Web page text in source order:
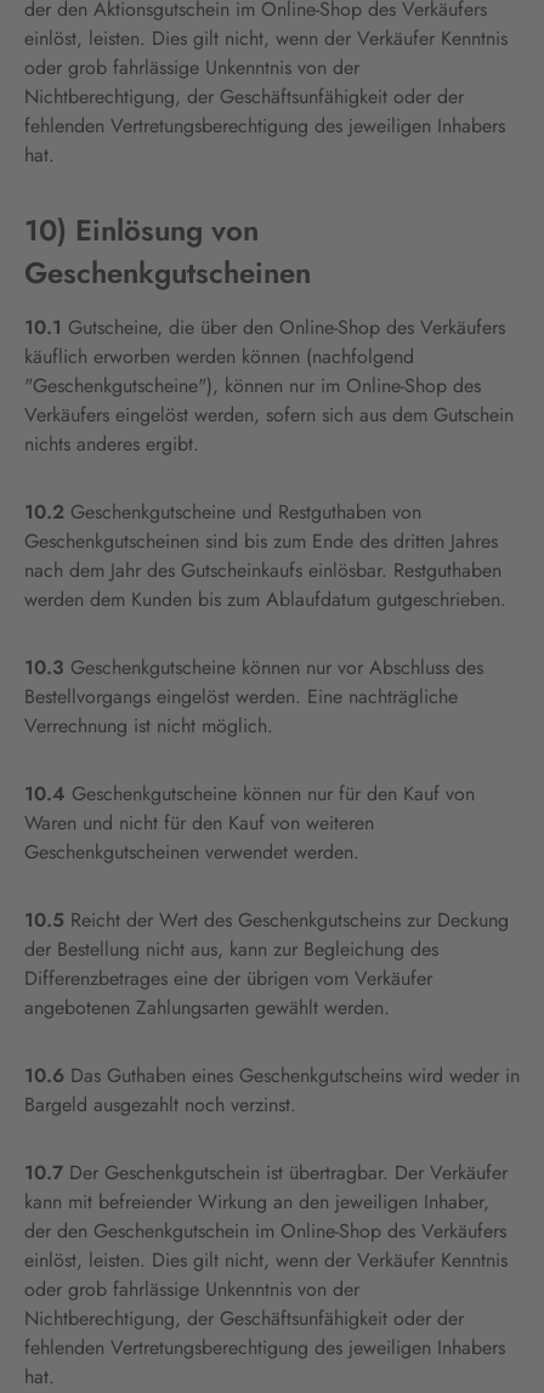
der den Aktionsgutschein im Online-Shop des Verkäufers
einlöst, leisten. Dies gilt nicht, wenn der Verkäufer Kenntnis
oder grob fahrlässige Unkenntnis von der
Nichtberechtigung, der Geschäftsunfähigkeit oder der
fehlenden Vertretungsberechtigung des jeweiligen Inhabers
hat.
10) Einlösung von
Geschenkgutscheinen
10.1 Gutscheine, die über den Online-Shop des Verkäufers
käuflich erworben werden können (nachfolgend
"Geschenkgutscheine"), können nur im Online-Shop des
Verkäufers eingelöst werden, sofern sich aus dem Gutschein
nichts anderes ergibt.
10.2 Geschenkgutscheine und Restguthaben von
Geschenkgutscheinen sind bis zum Ende des dritten Jahres
nach dem Jahr des Gutscheinkaufs einlösbar. Restguthaben
werden dem Kunden bis zum Ablaufdatum gutgeschrieben.
10.3 Geschenkgutscheine können nur vor Abschluss des
Bestellvorgangs eingelöst werden. Eine nachträgliche
Verrechnung ist nicht möglich.
10.4 Geschenkgutscheine können nur für den Kauf von
Waren und nicht für den Kauf von weiteren
Geschenkgutscheinen verwendet werden.
10.5 Reicht der Wert des Geschenkgutscheins zur Deckung
der Bestellung nicht aus, kann zur Begleichung des
Differenzbetrages eine der übrigen vom Verkäufer
angebotenen Zahlungsarten gewählt werden.
10.6 Das Guthaben eines Geschenkgutscheins wird weder in
Bargeld ausgezahlt noch verzinst.
10.7 Der Geschenkgutschein ist übertragbar. Der Verkäufer
kann mit befreiender Wirkung an den jeweiligen Inhaber,
der den Geschenkgutschein im Online-Shop des Verkäufers
einlöst, leisten. Dies gilt nicht, wenn der Verkäufer Kenntnis
oder grob fahrlässige Unkenntnis von der
Nichtberechtigung, der Geschäftsunfähigkeit oder der
fehlenden Vertretungsberechtigung des jeweiligen Inhabers
hat.